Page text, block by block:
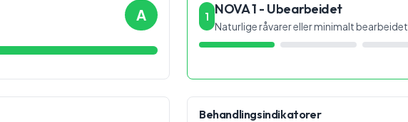
A 1 NOVA 1 - Ubearbeidet
Naturlige råvarer eller minimalt bearbeidet
Behandlingsindikatorer